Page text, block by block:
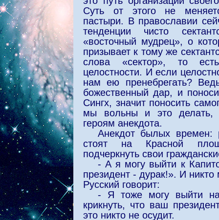
Суть от этого не
пастыри. В православии
тенденции чисто
«восточный мудрец», о
призывает к тому же
слова «сектор», то
целостности. И если
нам ею пренебрегать?
божественный дар, и
Сингх, значит поносить
мы вольны и это делать,
героям анекдота.
Анекдот былых времен:
стоят на Красной
подчеркнуть свои
- А я могу выйти к
президент - дурак!». И никто
Русский говорит:
- Я тоже могу выйти
крикнуть, что ваш
это никто не осудит.